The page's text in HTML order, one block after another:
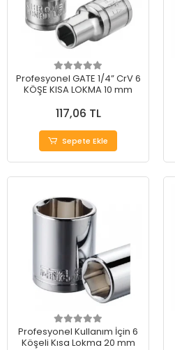
Profesyonel GATE 1/4” CrV 6
KÖŞE KISA LOKMA 10 mm
117,06 TL
Sepete Ekle
Profesyonel Kullanım İçin 6
Köşeli Kısa Lokma 20 mm